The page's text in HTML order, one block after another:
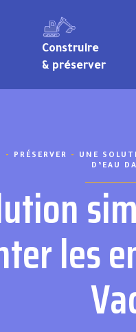
Construire
& préserver
- PRÉSERVER - UNE
D’EAU
les